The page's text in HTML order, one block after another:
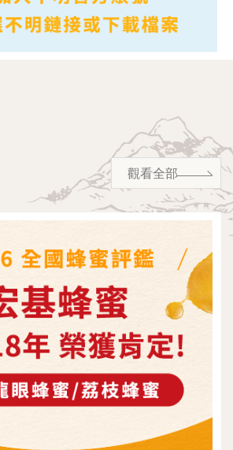
觀看全部